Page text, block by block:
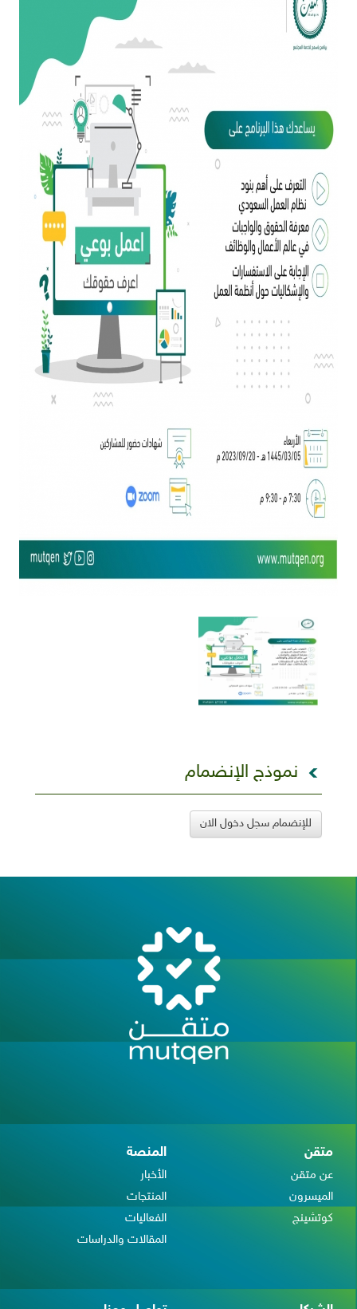
نموذج الإنضمام
للإنضمام سجل دخول الان
متقن
عن متقن
الميسرون
كوتشينج
المنصة
الأخبار
المنتجات
الفعاليات
المقالات والدراسات